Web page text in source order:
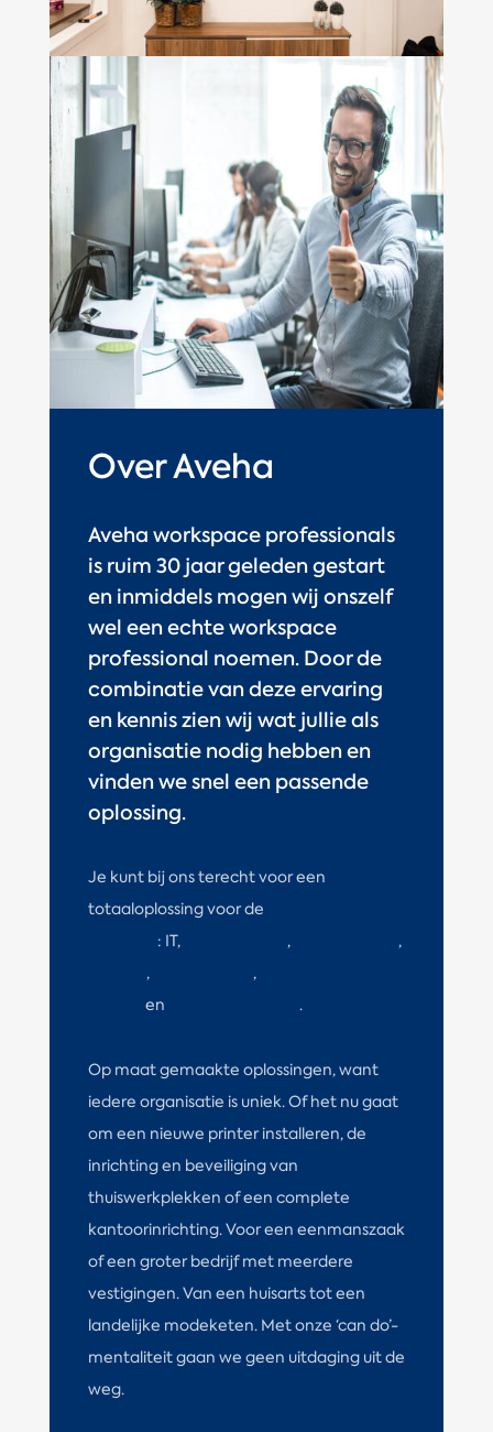
Over Aveha
Aveha workspace professionals
is ruim 30 jaar geleden gestart
en inmiddels mogen wij onszelf
wel een echte workspace
professional noemen. Door de
combinatie van deze ervaring
en kennis zien wij wat jullie als
organisatie nodig hebben en
vinden we snel een passende
oplossing.
Je kunt bij ons terecht voor een
totaaloplossing voor de
: IT, ,
,
, ,
en .
Op maat gemaakte oplossingen, want
iedere organisatie is uniek. Of het nu gaat
om een nieuwe printer installeren, de
inrichting en beveiliging van
thuiswerkplekken of een complete
kantoorinrichting. Voor een eenmanszaak
of een groter bedrijf met meerdere
vestigingen. Van een huisarts tot een
landelijke modeketen. Met onze ‘can do’-
mentaliteit gaan we geen uitdaging uit de
weg.